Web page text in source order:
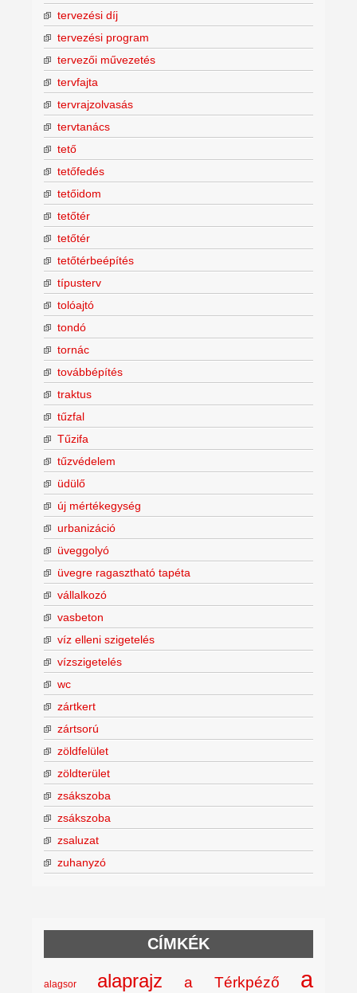
tervezési díj
tervezési program
tervezői művezetés
tervfajta
tervrajzolvasás
tervtanács
tető
tetőfedés
tetőidom
tetőtér
tetőtér
tetőtérbeépítés
típusterv
tolóajtó
tondó
tornác
továbbépítés
traktus
tűzfal
Tűzifa
tűzvédelem
üdülő
új mértékegység
urbanizáció
üveggolyó
üvegre ragasztható tapéta
vállalkozó
vasbeton
víz elleni szigetelés
vízszigetelés
wc
zártkert
zártsorú
zöldfelület
zöldterület
zsákszoba
zsákszoba
zsaluzat
zuhanyzó
CÍMKÉK
alagsor alaprajz a Térkpéző
a